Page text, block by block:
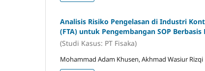
Analisis Risiko Pengelasan di Industri
(FTA) untuk Pengembangan SOP Berbasis
(Studi Kasus: PT Fisaka)
Mohammad Adam Khusen, Akhmad Wasiur Rizqi